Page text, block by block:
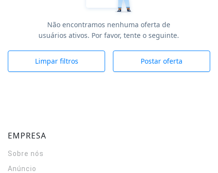
Não encontramos nenhuma oferta de
usuários ativos. Por favor, tente o seguinte.
Limpar filtros Postar oferta
EMPRESA
Sobre nós
Anúncio